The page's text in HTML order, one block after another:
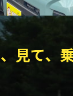
見て、